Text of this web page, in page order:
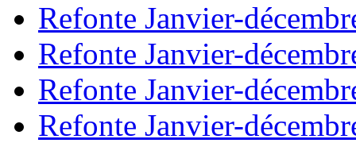
Refonte Janvier-
Refonte Janvier-
Refonte Janvier-
Refonte Janvier-